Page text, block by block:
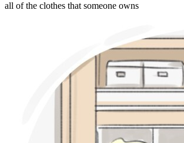
all of the clothes that someone owns